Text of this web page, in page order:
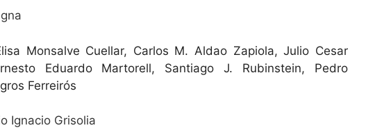
Monsalve Cuellar, Carlos M. Aldao Zapiola, Julio Cesar
Eduardo Martorell, Santiago J. Rubinstein, Pedro
Ferreirós
Ignacio Grisolia